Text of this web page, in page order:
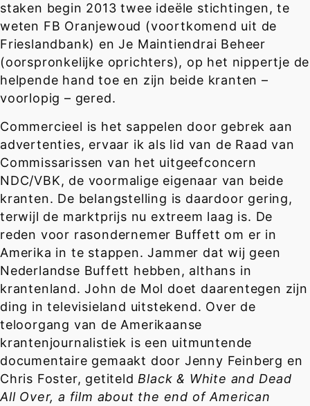
staken begin 2013 twee ideële stichtingen, te
weten FB Oranjewoud (voortkomend uit de
Frieslandbank) en Je Maintiendrai Beheer
(oorspronkelijke oprichters), op het nippertje de
helpende hand toe en zijn beide kranten –
voorlopig – gered.
Commercieel is het sappelen door gebrek aan
advertenties, ervaar ik als lid van de Raad van
Commissarissen van het uitgeefconcern
NDC/VBK, de voormalige eigenaar van beide
kranten. De belangstelling is daardoor gering,
terwijl de marktprijs nu extreem laag is. De
reden voor rasondernemer Buffett om er in
Amerika in te stappen. Jammer dat wij geen
Nederlandse Buffett hebben, althans in
krantenland. John de Mol doet daarentegen zijn
ding in televisieland uitstekend. Over de
teloorgang van de Amerikaanse
krantenjournalistiek is een uitmuntende
documentaire gemaakt door Jenny Feinberg en
Chris Foster, getiteld Black & White and Dead
All Over, a film about the end of American